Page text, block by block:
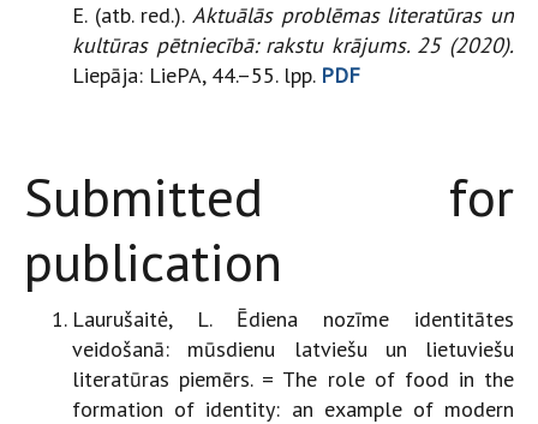
E. (atb. red.). Aktuālās problēmas literatūras un
kultūras pētniecībā: rakstu krājums. 25 (2020).
Liepāja: LiePA, 44.–55. lpp. PDF
Submitted for
publication
Laurušaitė, L. Ēdiena nozīme identitātes
veidošanā: mūsdienu latviešu un lietuviešu
literatūras piemērs. = The role of food in the
formation of identity: an example of modern